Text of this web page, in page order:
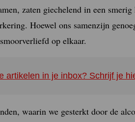
zaten giechelend in een
Hoewel ons samenzijn
op elkaar.
artikelen in je inbox? Schrijf je
waarin we gesterkt door de